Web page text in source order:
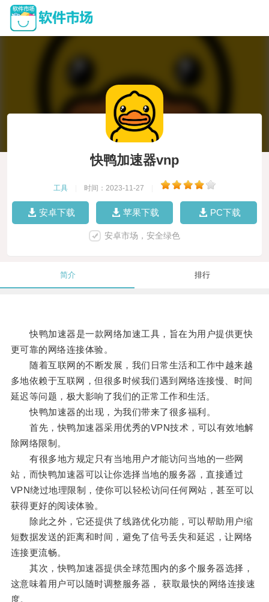
快鸭加速器vnp
工具 时间：2023-11-27
安卓下载 苹果下载 PC下载
安卓市场，安全绿色
简介 排行
快鸭加速器是一款网络加速工具，旨在为用户提供更快
更可靠的网络连接体验。
随着互联网的不断发展，我们日常生活和工作中越来越
多地依赖于互联网，但很多时候我们遇到网络连接慢、时间
延迟等问题，极大影响了我们的正常工作和生活。
快鸭加速器的出现，为我们带来了很多福利。
首先，快鸭加速器采用优秀的VPN技术，可以有效地解
除网络限制。
有很多地方规定只有当地用户才能访问当地的一些网
站，而快鸭加速器可以让你选择当地的服务器，直接通过
VPN绕过地理限制，使你可以轻松访问任何网站，甚至可以
获得更好的阅读体验。
除此之外，它还提供了线路优化功能，可以帮助用户缩
短数据发送的距离和时间，避免了信号丢失和延迟，让网络
连接更流畅。
其次，快鸭加速器提供全球范围内的多个服务器选择，
这意味着用户可以随时调整服务器， 获取最快的网络连接速
度。